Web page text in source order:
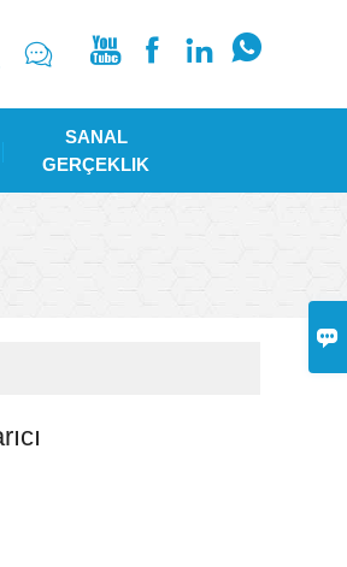

    
SANAL
GERÇEKLIK